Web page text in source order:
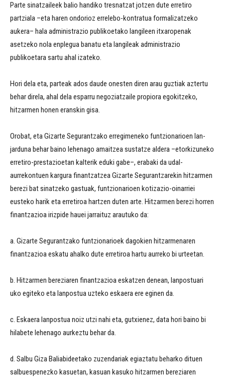
Parte sinatzaileek balio handiko tresnatzat jotzen dute erretiro
partziala –eta haren ondorioz errelebo-kontratua formalizatzeko
aukera– hala administrazio publikoetako langileen itxaropenak
asetzeko nola enplegua banatu eta langileak administrazio
publikoetara sartu ahal izateko.
Hori dela eta, parteak ados daude onesten diren arau guztiak aztertu
behar direla, ahal dela esparru negoziatzaile propiora egokitzeko,
hitzarmen honen eranskin gisa.
Orobat, eta Gizarte Segurantzako erregimeneko funtzionarioen lan-
jarduna behar baino lehenago amaitzea sustatze aldera –etorkizuneko
erretiro-prestazioetan kalterik eduki gabe–, erabaki da udal-
aurrekontuen kargura finantzatzea Gizarte Segurantzarekin hitzarmen
berezi bat sinatzeko gastuak, funtzionarioen kotizazio-oinarriei
eusteko harik eta erretiroa hartzen duten arte. Hitzarmen berezi horren
finantzazioa irizpide hauei jarraituz arautuko da:
a. Gizarte Segurantzako funtzionarioek dagokien hitzarmenaren
finantzazioa eskatu ahalko dute erretiroa hartu aurreko bi urteetan.
b. Hitzarmen bereziaren finantzazioa eskatzen denean, lanpostuari
uko egiteko eta lanpostua uzteko eskaera ere eginen da.
c. Eskaera lanpostua noiz utzi nahi eta, gutxienez, data hori baino bi
hilabete lehenago aurkeztu behar da.
d. Salbu Giza Baliabideetako zuzendariak egiaztatu beharko dituen
salbuespenezko kasuetan, kasuan kasuko hitzarmen bereziaren